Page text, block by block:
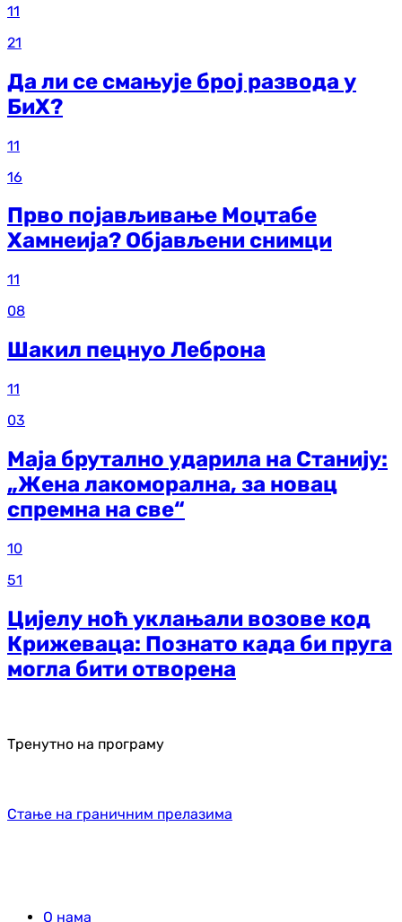
11
21
Да ли се смањује број развода у
БиХ?
11
16
Прво појављивање Моџтабе
Хамнеија? Објављени снимци
11
08
Шакил пецнуо Леброна
11
03
Маја брутално ударила на Станију:
„Жена лакоморална, за новац
спремна на све“
10
51
Цијелу ноћ уклањали возове код
Крижеваца: Познато када би пруга
могла бити отворена
Тренутно на програму
Стање на граничним прелазима
О нама